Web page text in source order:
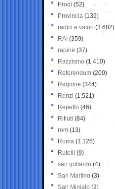
Prodi (52)
Provincia (139)
radici e valori (3.682)
RAI (359)
rapine (37)
Razzismo (1.410)
Referendum (200)
Regione (344)
Renzi (1.521)
Repetto (46)
Rifiuti (84)
rom (13)
Roma (1.125)
Rutelli (9)
san gottardo (4)
San Martino (3)
San Miniato (2)